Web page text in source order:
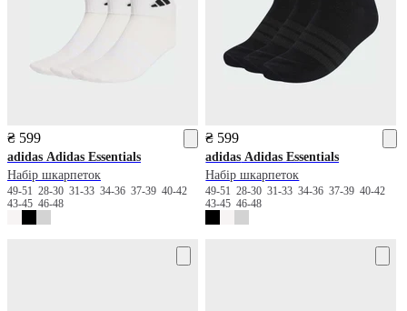
₴ 599
adidas Adidas Essentials
Набір шкарпеток
49-51 28-30 31-33 34-36 37-39 40-42
43-45 46-48
₴ 599
adidas Adidas Essentials
Набір шкарпеток
49-5128-3031-3334-3637-3940-42
43-4546-48